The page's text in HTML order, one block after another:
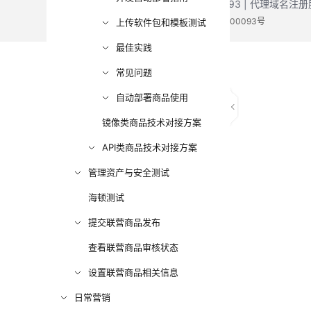
上传软件包和模板测试
最佳实践
常见问题
自动部署商品使用
镜像类商品技术对接方案
API类商品技术对接方案
管理资产与安全测试
海顿测试
提交联营商品发布
查看联营商品审核状态
设置联营商品相关信息
日常营销
增值电信业务经营许可证：B1.B2-20200593 | 代理域名注
电子营业执照 贵公网安备 52990002000093号